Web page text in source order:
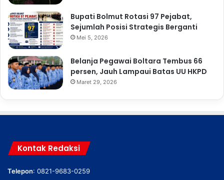
Bupati Bolmut Rotasi 97 Pejabat,
Sejumlah Posisi Strategis Berganti
Mei 5, 2026
Belanja Pegawai Boltara Tembus 66
persen, Jauh Lampaui Batas UU HKPD
Maret 29, 2026
Kontak Redaksi
Telepon: 0821-9683-0259